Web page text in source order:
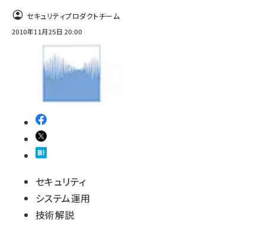
セキュリティプロダクトチーム
2010年11月25日 20:00
セキュリティ
システム運用
技術解説